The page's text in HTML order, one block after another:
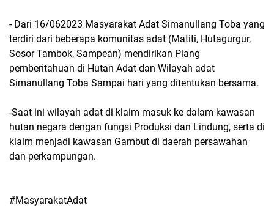
- Dari 16/062023 Masyarakat Adat Simanullang Toba yang
terdiri dari beberapa komunitas adat (Matiti, Hutagurgur,
Sosor Tambok, Sampean) mendirikan Plang
pemberitahuan di Hutan Adat dan Wilayah adat
Simanullang Toba Sampai hari yang ditentukan bersama.
-Saat ini wilayah adat di klaim masuk ke dalam kawasan
hutan negara dengan fungsi Produksi dan Lindung, serta di
klaim menjadi kawasan Gambut di daerah persawahan
dan perkampungan.
#MasyarakatAdat